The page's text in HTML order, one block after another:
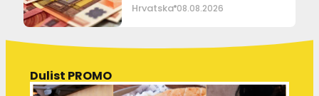
Hrvatska 08.08.2026
Dulist PROMO